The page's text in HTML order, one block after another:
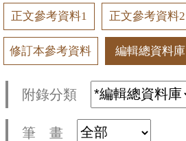
正文參考資料1 正文參考資料2
修訂本參考資料 編輯總資料庫
附錄分類
筆 畫